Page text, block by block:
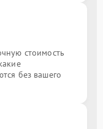
стоимость
без вашего